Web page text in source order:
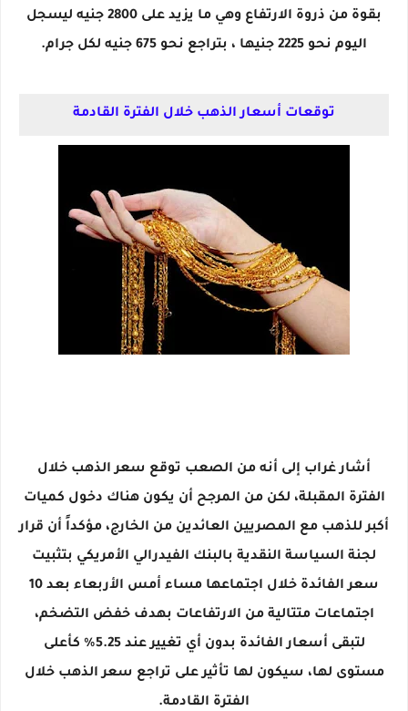
بقوة من ذروة الارتفاع وهي ما يزيد على 2800 جنيه ليسجل
اليوم نحو 2225 جنيها ، بتراجع نحو 675 جنيه لكل جرام.
توقعات أسعار الذهب خلال الفترة القادمة
أشار غراب إلى أنه من الصعب توقع سعر الذهب خلال
الفترة المقبلة، لكن من المرجح أن يكون هناك دخول كميات
أكبر للذهب مع المصريين العائدين من الخارج، مؤكداً أن قرار
لجنة السياسة النقدية بالبنك الفيدرالي الأمريكي بتثبيت
سعر الفائدة خلال اجتماعها مساء أمس الأربعاء بعد 10
اجتماعات متتالية من الارتفاعات بهدف خفض التضخم،
لتبقى أسعار الفائدة بدون أي تغيير عند 5.25% كأعلى
مستوى لها، سيكون لها تأثير على تراجع سعر الذهب خلال
الفترة القادمة.